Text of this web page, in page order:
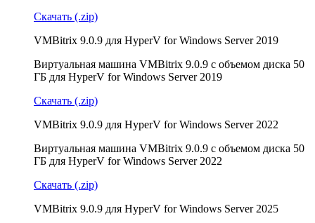
Скачать (.zip)
VMBitrix 9.0.9 для HyperV for Windows Server 2019
Виртуальная машина VMBitrix 9.0.9 с объемом диска 50
ГБ для HyperV for Windows Server 2019
Скачать (.zip)
VMBitrix 9.0.9 для HyperV for Windows Server 2022
Виртуальная машина VMBitrix 9.0.9 с объемом диска 50
ГБ для HyperV for Windows Server 2022
Скачать (.zip)
VMBitrix 9.0.9 для HyperV for Windows Server 2025